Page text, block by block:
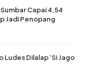
Capai 4,54
Jadi Penopang
Ludes Dilalap ‘Si Jago